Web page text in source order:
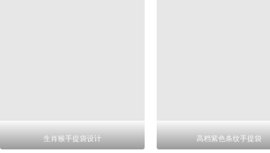
生肖猴手提袋设计 高档紫色条纹手提袋